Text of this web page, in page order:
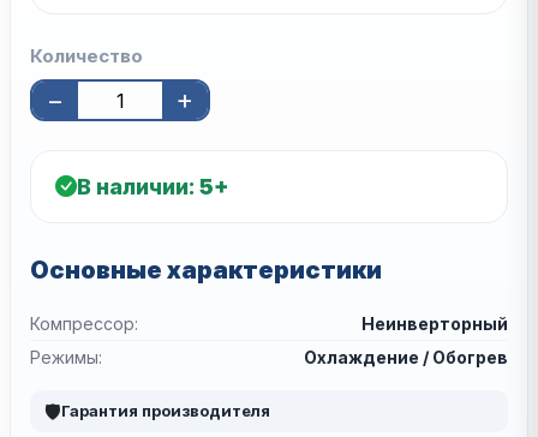
Количество
− +
В наличии: 5+
Основные характеристики
Компрессор:
Неинверторный
Режимы:
Охлаждение / Обогрев
🛡Гарантия производителя